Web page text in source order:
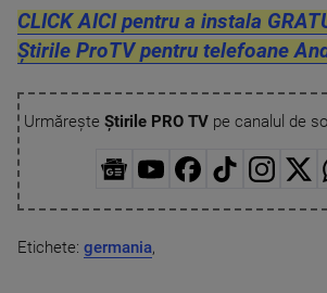
CLICK AICI pentru a instala
Știrile ProTV pentru telefoane
Urmărește Știrile PRO TVpe canalul de
Etichete: germania,